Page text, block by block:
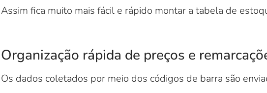
Assim fica muito mais fácil e rápido montar a tabela de
Organização rápida de preços e
Os dados coletados por meio dos códigos de barra são